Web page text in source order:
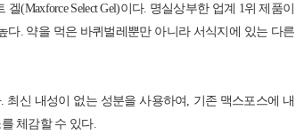
(Maxforce Select Gel)이다. 명실상부한 업계 1위 제품이
. 약을 먹은 바퀴벌레뿐만 아니라 서식지에 있는 다른
최신 내성이 없는 성분을 사용하여, 기존 맥스포스에 내
체감할 수 있다.